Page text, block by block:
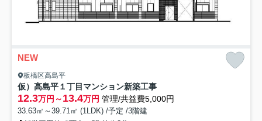
NEW
板橋区高島平
仮）高島平１丁目マンション新築工事
12.3万円～13.4万円 管理/共益費5,000円
33.63㎡～39.71㎡ (1LDK) /予定 /3階建